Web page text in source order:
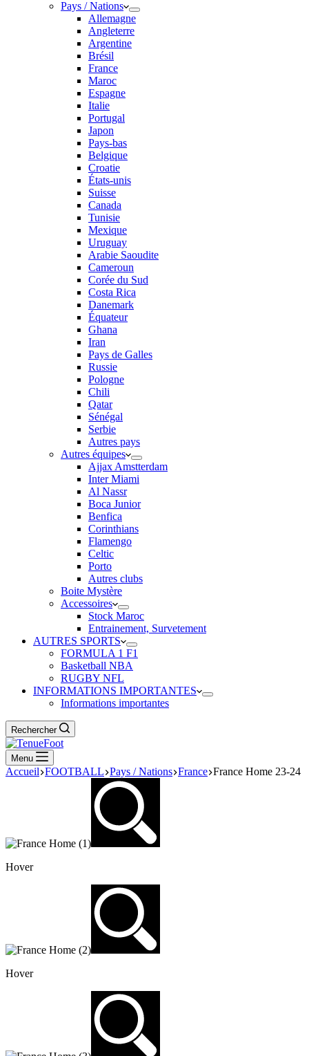
Pays / Nations
Allemagne
Angleterre
Argentine
Brésil
France
Maroc
Espagne
Italie
Portugal
Japon
Pays-bas
Belgique
Croatie
États-unis
Suisse
Canada
Tunisie
Mexique
Uruguay
Arabie Saoudite
Cameroun
Corée du Sud
Costa Rica
Danemark
Équateur
Ghana
Iran
Pays de Galles
Russie
Pologne
Chili
Qatar
Sénégal
Serbie
Autres pays
Autres équipes
Ajjax Amstterdam
Inter Miami
Al Nassr
Boca Junior
Benfica
Corinthians
Flamengo
Celtic
Porto
Autres clubs
Boite Mystère
Accessoires
Stock Maroc
Entrainement, Survetement
AUTRES SPORTS
FORMULA 1 F1
Basketball NBA
RUGBY NFL
INFORMATIONS IMPORTANTES
Informations importantes
Rechercher
Menu
Accueil FOOTBALL Pays / Nations France France Home 23-24
Hover
Hover